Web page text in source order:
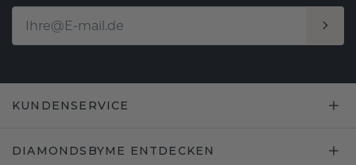
KUNDENSERVICE
DIAMONDSBYME ENTDECKEN